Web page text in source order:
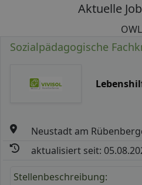
Aktuelle
OWL
Sozialpädagogische
Neustadt am
aktualisiert seit:
Stellenbeschreibung: